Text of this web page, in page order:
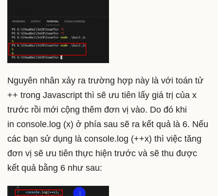
Nguyên nhân xảy ra trường hợp này là với toán tử
++ trong Javascript thì sẽ ưu tiên lấy giá trị của x
trước rồi mới cộng thêm đơn vị vào. Do đó khi
in console.log (x) ở phía sau sẽ ra kết quả là 6. Nếu
các bạn sử dụng là console.log (++x) thì việc tăng
đơn vị sẽ ưu tiên thực hiện trước và sẽ thu được
kết quả bằng 6 như sau: